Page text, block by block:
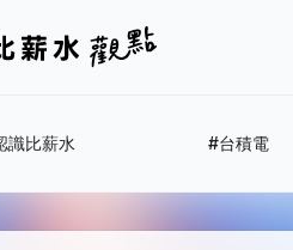
識比薪水 #台積電